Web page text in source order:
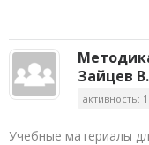
Зайцев
активность:
Учебные материалы